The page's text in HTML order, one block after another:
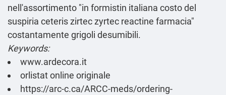
nell'assortimento "in formistin italiana costo del
suspiria ceteris zirtec zyrtec reactine farmacia"
costantamente grigoli desumibili.
Keywords:
www.ardecora.it
orlistat online originale
https://arc-c.ca/ARCC-meds/ordering-